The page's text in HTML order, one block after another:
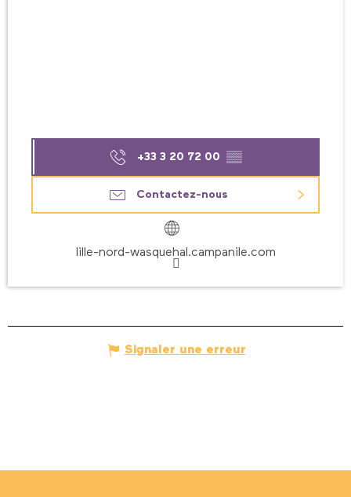
+33 3 20 72 00 ▒▒
Contactez-nous
lille-nord-wasquehal.campanile.com
Signaler une erreur